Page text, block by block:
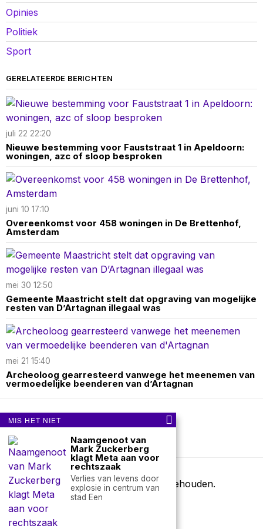
Opinies
Politiek
Sport
GERELATEERDE BERICHTEN
juli 22 22:20
Nieuwe bestemming voor Fauststraat 1 in Apeldoorn:
woningen, azc of sloop besproken
juni 10 17:10
Overeenkomst voor 458 woningen in De Brettenhof,
Amsterdam
mei 30 12:50
Gemeente Maastricht stelt dat opgraving van mogelijke
resten van D’Artagnan illegaal was
mei 21 15:40
Archeoloog gearresteerd vanwege het meenemen van
vermoedelijke beenderen van d’Artagnan
nieuwsimpuls.online
©2026- Alle rechten voorbehouden.
nieuwsimpuls.online
MIS HET NIET
Naamgenoot van
Mark Zuckerberg
klagt Meta aan voor
rechtszaak
Verlies van levens door
explosie in centrum van
stad Een